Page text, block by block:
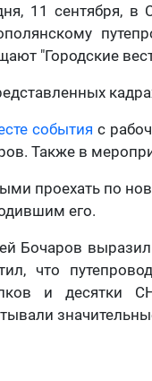
11 сентября, в
"Городские
события с
Также в
проехать по
его.
Бочаров выразил
что
и десятки